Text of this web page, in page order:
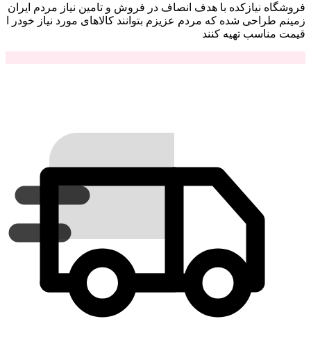
فروشگاه نیازکده با هدف انصاف در فروش و تامین نیاز مردم ایران
زمینم طراحی شده که مردم عزیزم بتوانند کالاهای مورد نیاز خودر ا
قیمت مناسب تهیه کنند